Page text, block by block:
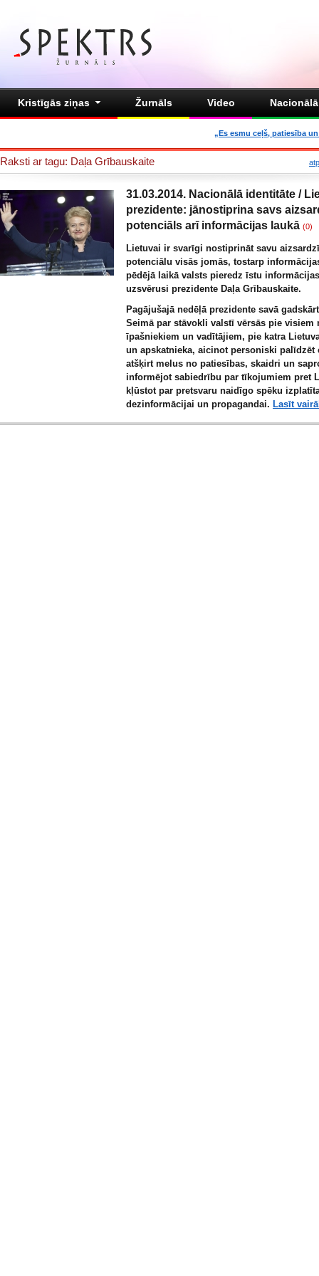
Kristīgās ziņas Žurnāls Video
„Es esmu ceļš, patiesība
Raksti ar tagu: Daļa Grībauskaite
31.03.2014. Nacionālā identitāte /
prezidente: jānostiprina savs
potenciāls arī informācijas laukā (0)
Lietuvai ir svarīgi nostiprināt savu
potenciālu visās jomās, tostarp
pēdējā laikā valsts pieredz īstu
uzsvērusi prezidente Daļa Grībauskaite.
Pagājušajā nedēļā prezidente savā
Seimā par stāvokli valstī vērsās pie visiem
īpašniekiem un vadītājiem, pie katra
un apskatnieka, aicinot personiski palīdzēt
atšķirt melus no patiesības, skaidri un
informējot sabiedrību par tīkojumiem pret
kļūstot par pretsvaru naidīgo spēku
dezinformācijai un propagandai. Lasīt